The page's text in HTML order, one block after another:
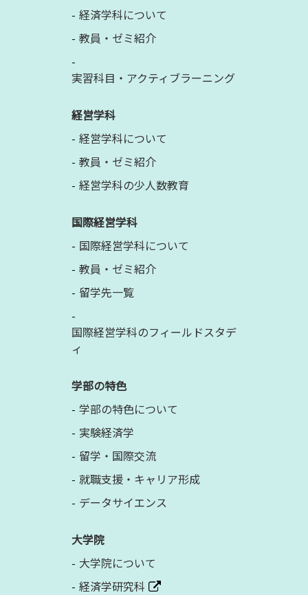
経済学科について
教員・ゼミ紹介
実習科目・アクティブラーニング
経営学科
経営学科について
教員・ゼミ紹介
経営学科の少人数教育
国際経営学科
国際経営学科について
教員・ゼミ紹介
留学先一覧
国際経営学科のフィールドスタデ
ィ
学部の特色
学部の特色について
実験経済学
留学・国際交流
就職支援・キャリア形成
データサイエンス
大学院
大学院について
経済学研究科